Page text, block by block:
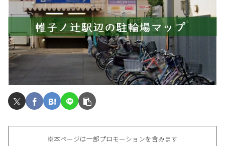
※本ページは一部プロモーションを含みます